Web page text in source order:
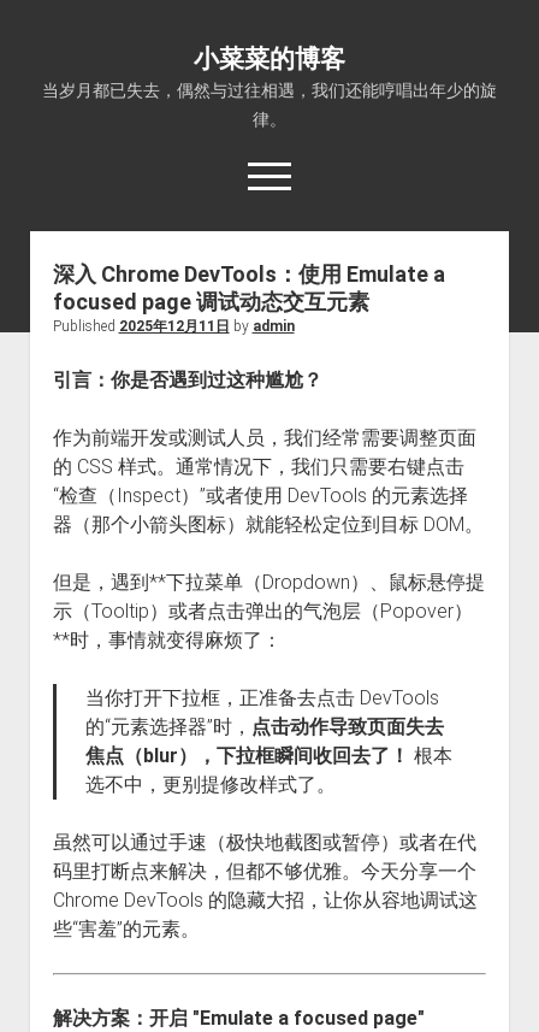
小菜菜的博客
当岁月都已失去，偶然与过往相遇，我们还能哼唱出年少的旋
律。
open
menu
深入 Chrome DevTools：使用 Emulate a
focused page 调试动态交互元素
Published 2025年12月11日 by admin
引言：你是否遇到过这种尴尬？
作为前端开发或测试人员，我们经常需要调整页面
的 CSS 样式。通常情况下，我们只需要右键点击
“检查（Inspect）”或者使用 DevTools 的元素选择
器（那个小箭头图标）就能轻松定位到目标 DOM。
但是，遇到**下拉菜单（Dropdown）、鼠标悬停提
示（Tooltip）或者点击弹出的气泡层（Popover）
**时，事情就变得麻烦了：
当你打开下拉框，正准备去点击 DevTools
的“元素选择器”时， 点击动作导致页面失去
焦点（blur），下拉框瞬间收回去了！ 根本
选不中，更别提修改样式了。
虽然可以通过手速（极快地截图或暂停）或者在代
码里打断点来解决，但都不够优雅。今天分享一个
Chrome DevTools 的隐藏大招，让你从容地调试这
些“害羞”的元素。
解决方案：开启 "Emulate a focused page"